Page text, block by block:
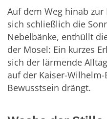
Auf dem Weg hinab
sich schließlich die
Nebelbänke, enthüllt
der Mosel: Ein kurzes
sich der lärmende
auf der Kaiser-
Bewusstsein drängt.